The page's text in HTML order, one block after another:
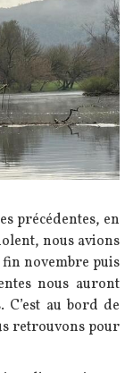
précédentes, en
nous avions
novembre puis
nous auront
au bord de
retrouvons pour